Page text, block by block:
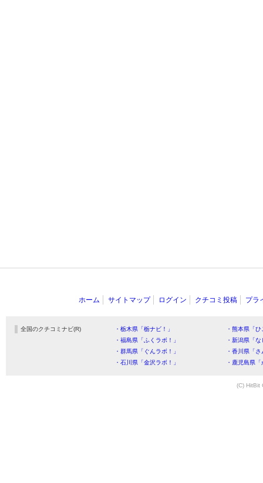
ホーム サイトマップ ログイン クチコミ投稿 プラ
全国のクチコミナビ(R) ・栃木県「栃ナビ！」
・熊本県「
・福島県「ふくラボ！」
・新潟県「
・群馬県「ぐんラボ！」
・香川県「
・石川県「金沢ラボ！」
・鹿児島県
(C) HitBit